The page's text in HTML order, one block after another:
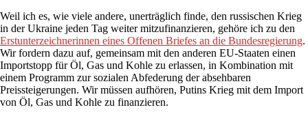
Weil ich es, wie viele andere, unerträglich finde, den russischen Krieg
in der Ukraine jeden Tag weiter mitzufinanzieren, gehöre ich zu den
Erstunterzeichnerinnen eines Offenen Briefes an die Bundesregierung.
Wir fordern dazu auf, gemeinsam mit den anderen EU-Staaten einen
Importstopp für Öl, Gas und Kohle zu erlassen, in Kombination mit
einem Programm zur sozialen Abfederung der absehbaren
Preissteigerungen. Wir müssen aufhören, Putins Krieg mit dem Import
von Öl, Gas und Kohle zu finanzieren.